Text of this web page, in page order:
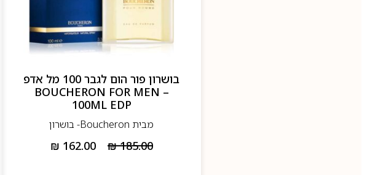
בושרון פור הום לגבר 100 מל אדפ
– BOUCHERON FOR MEN
100ML EDP
מבית Boucheron- בושרון
₪185.00
₪ 162.00